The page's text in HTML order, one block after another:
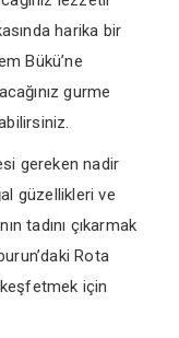
harika bir
Bükü’ne
gurme
gereken nadir
güzellikleri ve
tadını çıkarmak
Rota
için